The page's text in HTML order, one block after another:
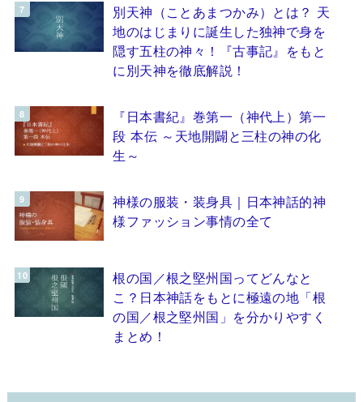
別天神（ことあまつかみ）とは？ 天
地のはじまりに誕生した独神で身を
隠す五柱の神々！『古事記』をもと
に別天神を徹底解説！
『日本書紀』巻第一（神代上）第一
段 本伝 ～天地開闢と三柱の神の化
生～
神様の服装・装身具｜日本神話的神
様ファッション事情の全て
根の国／根之堅州国ってどんなと
こ？日本神話をもとに極遠の地「根
の国／根之堅州国」を分かりやすく
まとめ！